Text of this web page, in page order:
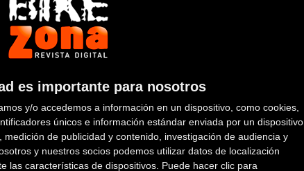
es importante para nosotros
y/o accedemos a información en un dispositivo, como cookies,
únicos e información estándar enviada por un dispositivo
de publicidad y contenido, investigación de audiencia y
y nuestros socios podemos utilizar datos de localización
las características de dispositivos. Puede hacer clic para